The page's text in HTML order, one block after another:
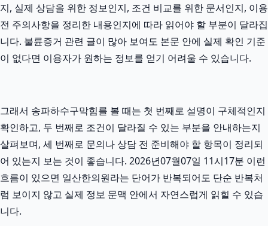
지, 실제 상담을 위한 정보인지, 조건 비교를 위한 문서인지, 이용
전 주의사항을 정리한 내용인지에 따라 읽어야 할 부분이 달라집
니다. 불륜증거 관련 글이 많아 보여도 본문 안에 실제 확인 기준
이 없다면 이용자가 원하는 정보를 얻기 어려울 수 있습니다.
그래서 송파하수구막힘를 볼 때는 첫 번째로 설명이 구체적인지
확인하고, 두 번째로 조건이 달라질 수 있는 부분을 안내하는지
살펴보며, 세 번째로 문의나 상담 전 준비해야 할 항목이 정리되
어 있는지 보는 것이 좋습니다. 2026년07월07일 11시17분 이런
흐름이 있으면 일산한의원라는 단어가 반복되어도 단순 반복처
럼 보이지 않고 실제 정보 문맥 안에서 자연스럽게 읽힐 수 있습
니다.